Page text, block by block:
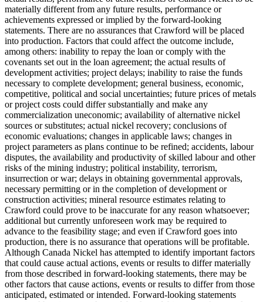
materially different from any future results, performance or
achievements expressed or implied by the forward-looking
statements. There are no assurances that Crawford will be placed
into production. Factors that could affect the outcome include,
among others: inability to repay the loan or comply with the
covenants set out in the loan agreement; the actual results of
development activities; project delays; inability to raise the funds
necessary to complete development; general business, economic,
competitive, political and social uncertainties; future prices of metals
or project costs could differ substantially and make any
commercialization uneconomic; availability of alternative nickel
sources or substitutes; actual nickel recovery; conclusions of
economic evaluations; changes in applicable laws; changes in
project parameters as plans continue to be refined; accidents, labour
disputes, the availability and productivity of skilled labour and other
risks of the mining industry; political instability, terrorism,
insurrection or war; delays in obtaining governmental approvals,
necessary permitting or in the completion of development or
construction activities; mineral resource estimates relating to
Crawford could prove to be inaccurate for any reason whatsoever;
additional but currently unforeseen work may be required to
advance to the feasibility stage; and even if Crawford goes into
production, there is no assurance that operations will be profitable.
Although Canada Nickel has attempted to identify important factors
that could cause actual actions, events or results to differ materially
from those described in forward-looking statements, there may be
other factors that cause actions, events or results to differ from those
anticipated, estimated or intended. Forward-looking statements